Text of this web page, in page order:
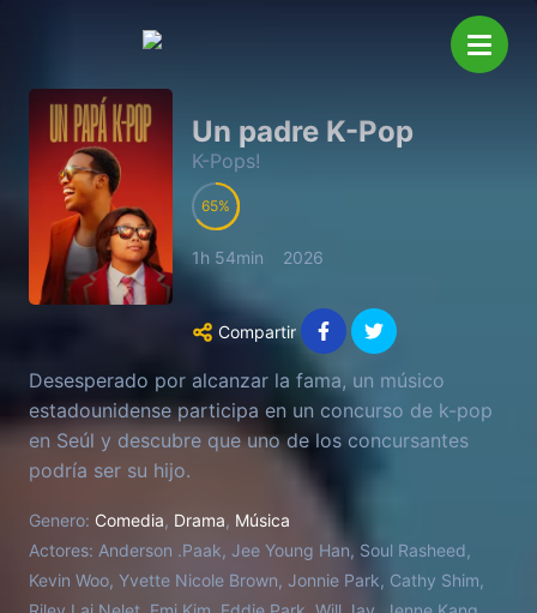
Un padre K-Pop
K-Pops!
65
1h 54min 2026
Compartir
Desesperado por alcanzar la fama, un músico
estadounidense participa en un concurso de k-pop
en Seúl y descubre que uno de los concursantes
podría ser su hijo.
Genero: Comedia, Drama, Música
Actores: Anderson .Paak, Jee Young Han, Soul Rasheed,
Kevin Woo, Yvette Nicole Brown, Jonnie Park, Cathy Shim,